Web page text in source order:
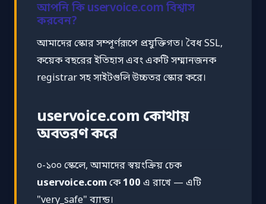
আপনি কি uservoice.com বিশ্বাস
করবেন?
আমাদের স্কোর সম্পূর্ণরূপে প্রযুক্তিগত। বৈধ SSL,
কয়েক বছরের ইতিহাস এবং একটি সম্মানজনক
registrar সহ সাইটগুলি উচ্চতর স্কোর করে।
uservoice.com কোথায়
অবতরণ করে
০-১০০ স্কেলে, আমাদের স্বয়ংক্রিয় চেক
uservoice.comকে100 এ রাখে — এটি
"very_safe" ব্যান্ড।